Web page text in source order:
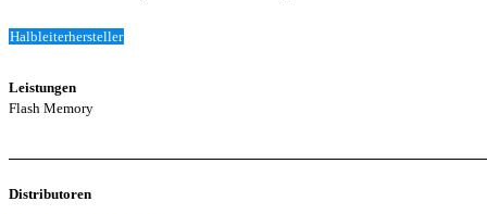
Halbleiterhersteller
Leistungen
Flash Memory
Distributoren